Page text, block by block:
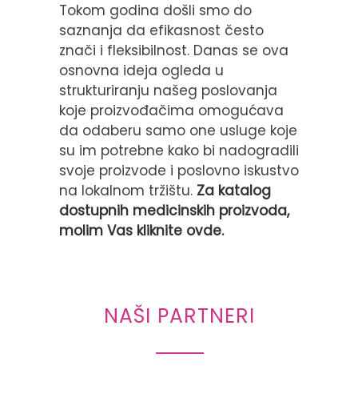
Tokom godina došli smo do
saznanja da efikasnost često
znači i fleksibilnost. Danas se ova
osnovna ideja ogleda u
strukturiranju našeg poslovanja
koje proizvođačima omogućava
da odaberu samo one usluge koje
su im potrebne kako bi nadogradili
svoje proizvode i poslovno iskustvo
na lokalnom tržištu. Za katalog
dostupnih medicinskih proizvoda,
molim Vas kliknite ovde.
NAŠI PARTNERI